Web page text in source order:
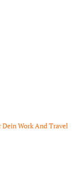
Work And Travel